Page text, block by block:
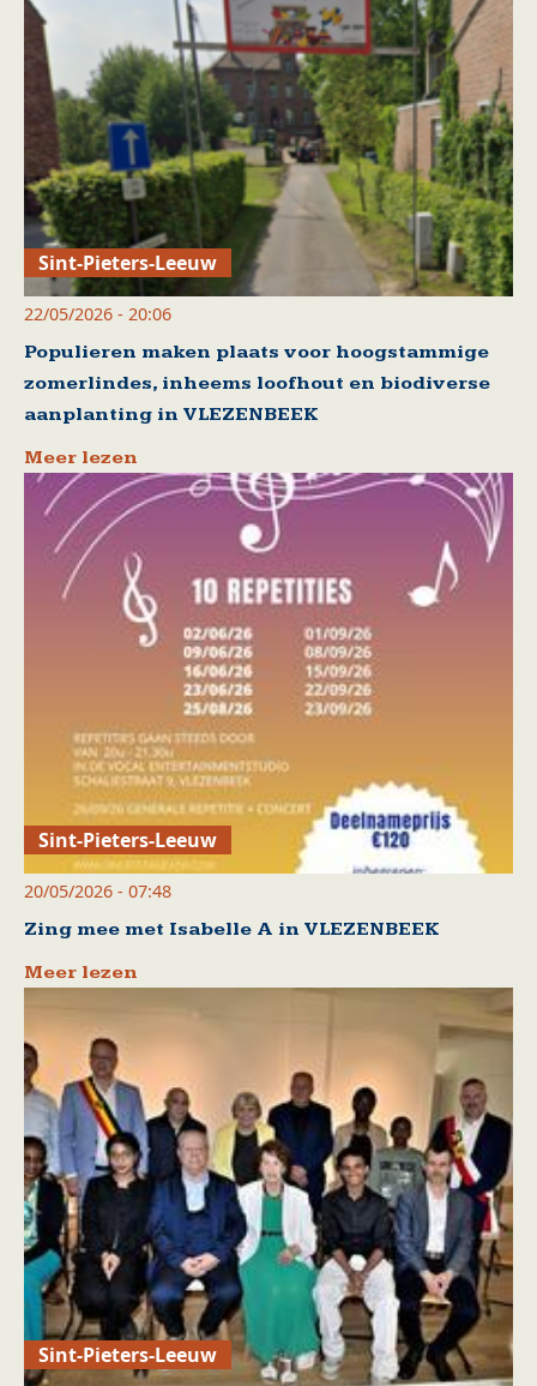
Sint-Pieters-Leeuw
22/05/2026 - 20:06
Populieren maken plaats voor hoogstammige
zomerlindes, inheems loofhout en biodiverse
aanplanting in VLEZENBEEK
Meer lezen
Sint-Pieters-Leeuw
20/05/2026 - 07:48
Zing mee met Isabelle A in VLEZENBEEK
Meer lezen
Sint-Pieters-Leeuw